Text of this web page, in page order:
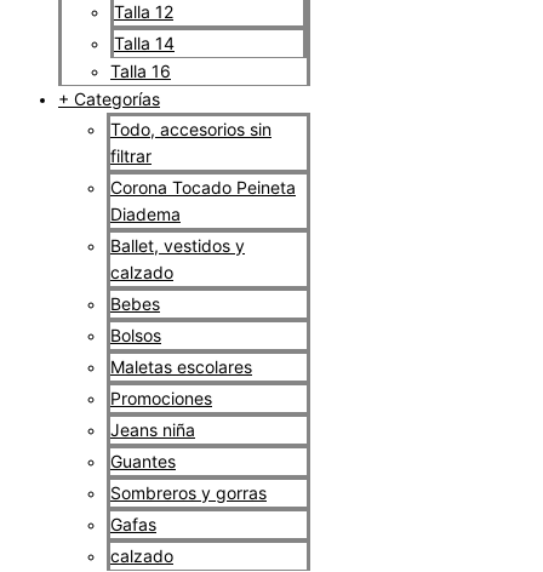
Talla 12
Talla 14
Talla 16
+ Categorías
Todo, accesorios sin
filtrar
Corona Tocado Peineta
Diadema
Ballet, vestidos y
calzado
Bebes
Bolsos
Maletas escolares
Promociones
Jeans niña
Guantes
Sombreros y gorras
Gafas
calzado